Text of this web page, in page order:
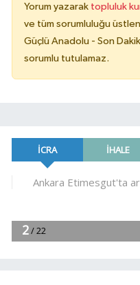
Yorum yazarak topluluk
ve tüm sorumluluğu
Güçlü Anadolu - Son
sorumlu tutulamaz.